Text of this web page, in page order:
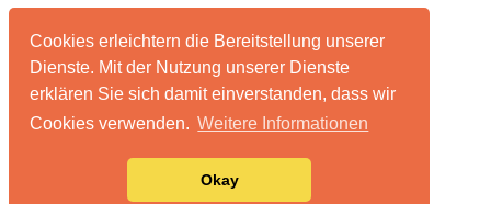
Cookies erleichtern die Bereitstellung unserer
Dienste. Mit der Nutzung unserer Dienste
erklären Sie sich damit einverstanden, dass wir
Cookies verwenden. Weitere Informationen
Okay
Impressum & Datenschutz